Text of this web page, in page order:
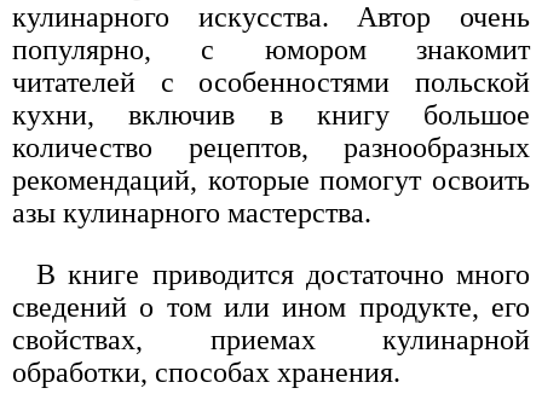
кулинарного искусства. Автор очень
популярно, с юмором знакомит
читателей с особенностями польской
кухни, включив в книгу большое
количество рецептов, разнообразных
рекомендаций, которые помогут освоить
азы кулинарного мастерства.
В книге приводится достаточно много
сведений о том или ином продукте, его
свойствах, приемах кулинарной
обработки, способах хранения.